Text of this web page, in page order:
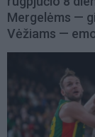
Mergelėms —
Vėžiams —